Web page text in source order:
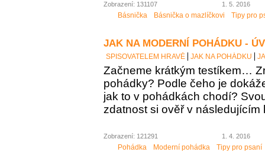
Zobrazení: 131107 1. 5. 2016
Básnička Básnička o mazlíčkovi Tipy pro
JAK NA MODERNÍ POHÁDKU -
SPISOVATELEM HRAVĚ JAK NA POHÁDKU
Začneme krátkým testíkem…
pohádky? Podle čeho je
jak to v pohádkách chodí?
zdatnost si ověř v následujícím
Zobrazení: 121291 1. 4. 2016
Pohádka Moderní pohádka Tipy pro psaní